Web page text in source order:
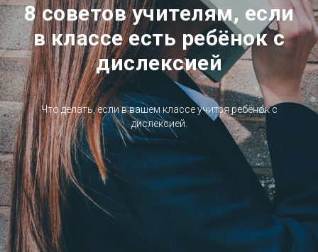
8 советов учителям, если
в классе есть ребёнок с
дислексией
Что делать, если в вашем классе учится ребёнок с
дислексией.